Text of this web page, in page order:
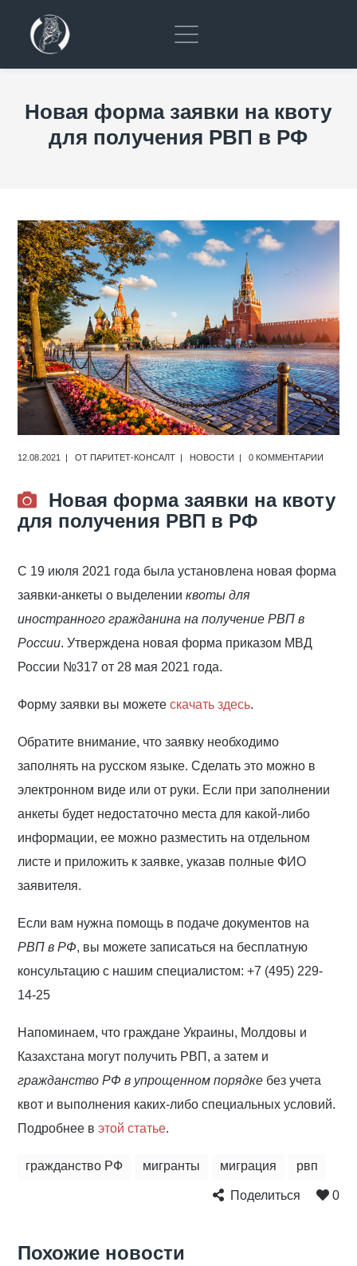
Новая форма заявки на квоту
для получения РВП в РФ
12.08.2021 ОТПАРИТЕТ-КОНСАЛТ НОВОСТИ 0 КОММЕНТАРИИ
Новая форма заявки на квоту
для получения РВП в РФ
С 19 июля 2021 года была установлена новая форма
заявки-анкеты о выделенииквоты для
иностранного гражданина на получение РВП в
России. Утверждена новая форма приказом МВД
России №317 от 28 мая 2021 года.
Форму заявки вы можетескачать здесь.
Обратите внимание, что заявку необходимо
заполнять на русском языке. Сделать это можно в
электронном виде или от руки. Если при заполнении
анкеты будет недостаточно места для какой-либо
информации, ее можно разместить на отдельном
листе и приложить к заявке, указав полные ФИО
заявителя.
Если вам нужна помощь в подаче документов на
РВП в РФ, вы можете записаться на бесплатную
консультацию с нашим специалистом: +7 (495) 229-
14-25
Напоминаем, что граждане Украины, Молдовы и
Казахстана могут получить РВП, а затем и
гражданство РФ в упрощенном порядке без учета
квот и выполнения каких-либо специальных условий.
Подробнее вэтой статье.
гражданство РФ мигранты миграция рвп
Поделиться 0
Похожие новости